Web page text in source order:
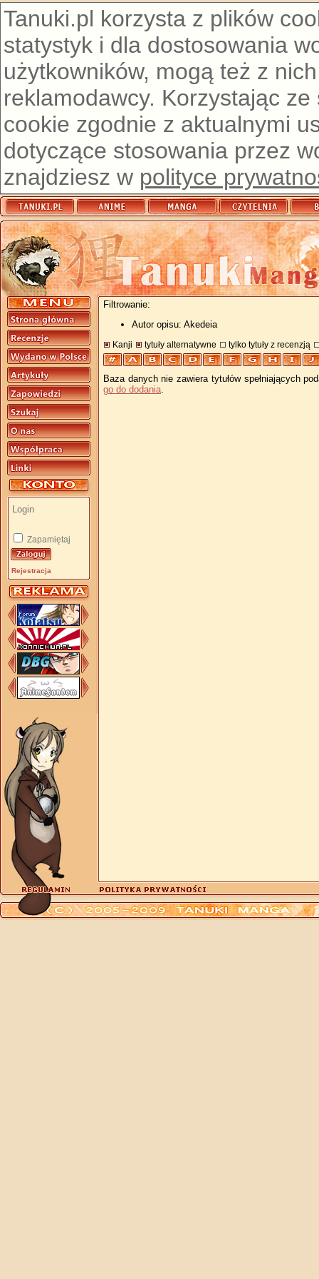
Tanuki.pl korzysta z plików
statystyk i dla dostosowania
użytkowników, mogą też z
reklamodawcy. Korzystając
cookie zgodnie z aktualnymi
dotyczące stosowania przez
znajdziesz w polityce
Zapamiętaj
Rejestracja
Filtrowanie:
Autor opisu: Akedeia
Kanji tytuły alternatywne tylko tytuły z recenzją
Baza danych nie zawiera tytułów spełniających
go do dodania.